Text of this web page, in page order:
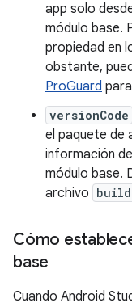
app solo
módulo base.
propiedad en
obstante,
ProGuard
versionCode
el paquete de
información
módulo base.
archivo
Cómo
base
Cuando Android